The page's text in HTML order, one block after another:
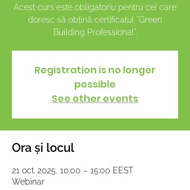
Acest curs este obligatoriu pentru cei care
doresc să obțină certificatul "Green
Building Professional".
Registration is no longer
possible
See other events
Ora și locul
21 oct. 2025, 10:00 – 15:00 EEST
Webinar